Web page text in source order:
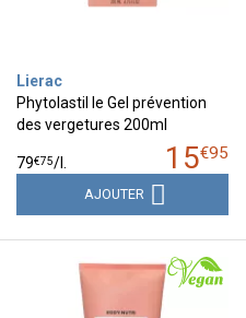
Lierac
Phytolastil le Gel prévention
des vergetures 200ml
15€95
79€75/
AJOUTER